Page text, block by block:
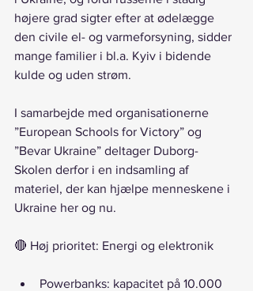
højere grad sigter efter at ødelægge
den civile el- og varmeforsyning, sidder
mange familier i bl.a. Kyiv i bidende
kulde og uden strøm.
I samarbejde med organisationerne
”European Schools for Victory” og
”Bevar Ukraine” deltager Duborg-
Skolen derfor i en indsamling af
materiel, der kan hjælpe menneskene i
Ukraine her og nu.
🔴 Høj prioritet: Energi og elektronik
Powerbanks: kapacitet på 10.000